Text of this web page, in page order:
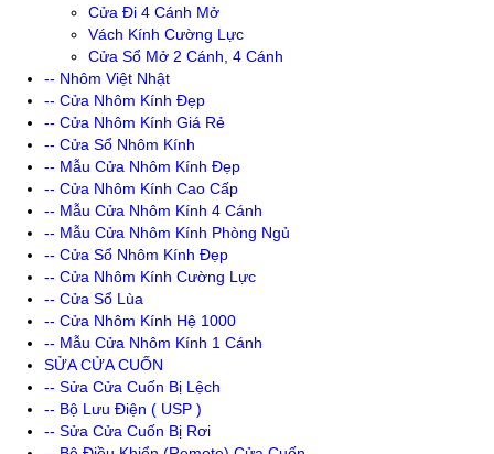
Cửa Đi 4 Cánh Mở
Vách Kính Cường Lực
Cửa Sổ Mở 2 Cánh, 4 Cánh
-- Nhôm Việt Nhật
-- Cửa Nhôm Kính Đẹp
-- Cửa Nhôm Kính Giá Rẻ
-- Cửa Sổ Nhôm Kính
-- Mẫu Cửa Nhôm Kính Đẹp
-- Cửa Nhôm Kính Cao Cấp
-- Mẫu Cửa Nhôm Kính 4 Cánh
-- Mẫu Cửa Nhôm Kính Phòng Ngủ
-- Cửa Sổ Nhôm Kính Đẹp
-- Cửa Nhôm Kính Cường Lực
-- Cửa Sổ Lùa
-- Cửa Nhôm Kính Hệ 1000
-- Mẫu Cửa Nhôm Kính 1 Cánh
SỬA CỬA CUỐN
-- Sửa Cửa Cuốn Bị Lệch
-- Bộ Lưu Điện ( USP )
-- Sửa Cửa Cuốn Bị Rơi